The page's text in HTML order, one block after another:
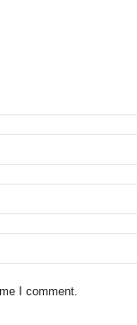
I comment.